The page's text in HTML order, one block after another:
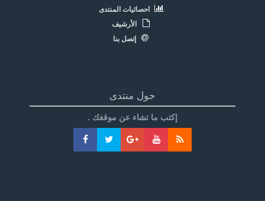
احصائيات المنتدى
الأرشيف
إتصل بنا
حول منتدى
إكتب ما تشاء عن موقغك .